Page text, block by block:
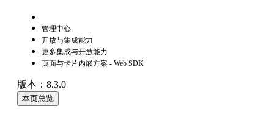
管理中心
开放与集成能力
更多集成与开放能力
页面与卡片内嵌方案 - Web SDK
版本：8.3.0
本页总览